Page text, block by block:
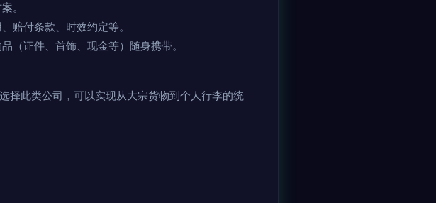
。
赔付条款、时效约定等。
（证件、首饰、现金等）随身携带。
择此类公司，可以实现从大宗货物到个人行李的统